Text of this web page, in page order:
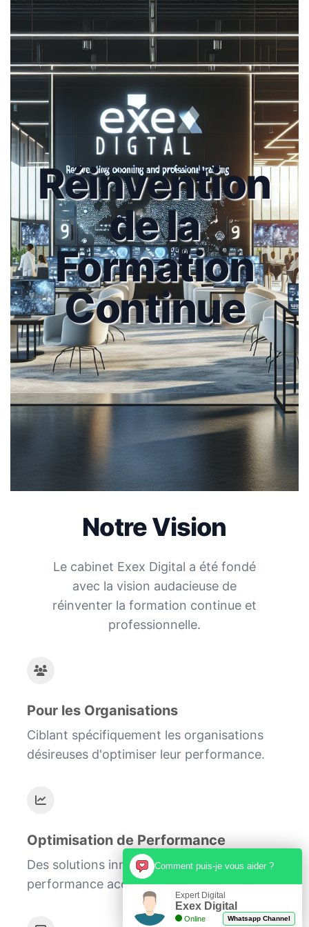
Réinvention
de la
Formation
Continue
Notre Vision
Le cabinet Exex Digital a été fondé
avec la vision audacieuse de
réinventer la formation continue et
professionnelle.
Pour les Organisations
Ciblant spécifiquement les organisations
désireuses d'optimiser leur performance.
Optimisation de Performance
Des solutions innovantes pour une
performance accrue dans l'ère numérique.
Comment puis-je vous aider ?
Expert Digital
Exex Digital
Online Whatsapp Channel